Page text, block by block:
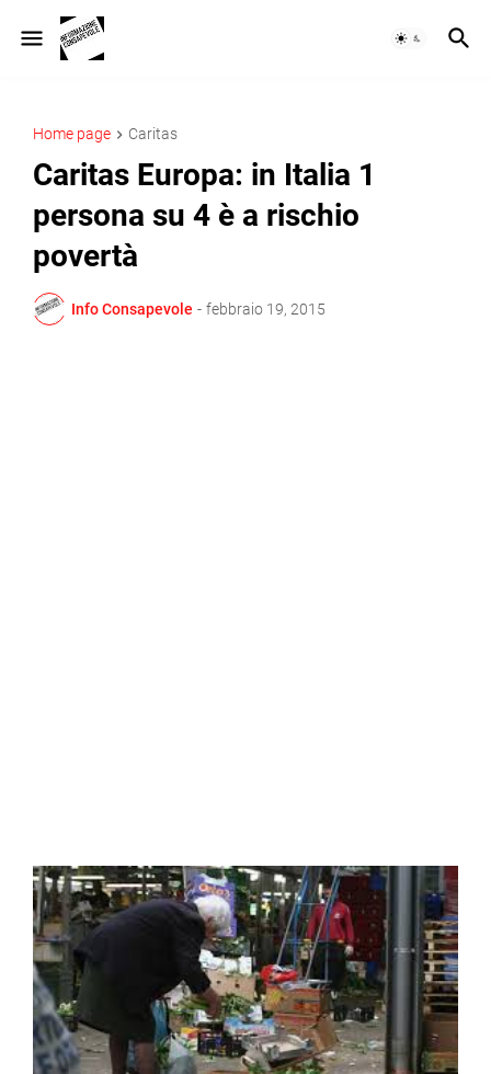
Home page Caritas
Caritas Europa: in Italia 1
persona su 4 è a rischio
povertà
Info Consapevole - febbraio 19, 2015